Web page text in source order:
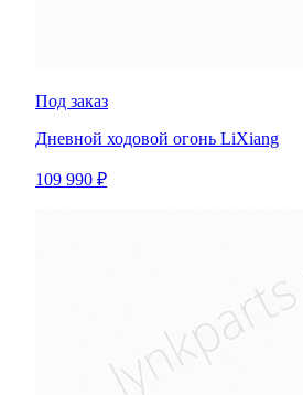
Под заказ
Дневной ходовой огонь LiXiang
109 990 ₽